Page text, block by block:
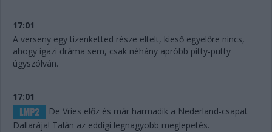
17:01
A verseny egy tizenketted része eltelt, kieső egyelőre nincs,
ahogy igazi dráma sem, csak néhány apróbb pitty-putty
úgyszólván.
17:01
De Vries előz és már harmadik a Nederland-csapat
Dallarája! Talán az eddigi legnagyobb meglepetés.